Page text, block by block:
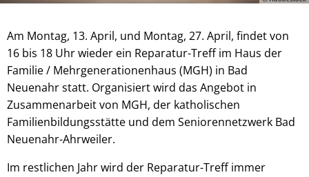
Am Montag, 13. April, und Montag, 27. April, findet von
16 bis 18 Uhr wieder ein Reparatur-Treff im Haus der
Familie / Mehrgenerationenhaus (MGH) in Bad
Neuenahr statt. Organisiert wird das Angebot in
Zusammenarbeit von MGH, der katholischen
Familienbildungsstätte und dem Seniorennetzwerk Bad
Neuenahr-Ahrweiler.
Im restlichen Jahr wird der Reparatur-Treff immer